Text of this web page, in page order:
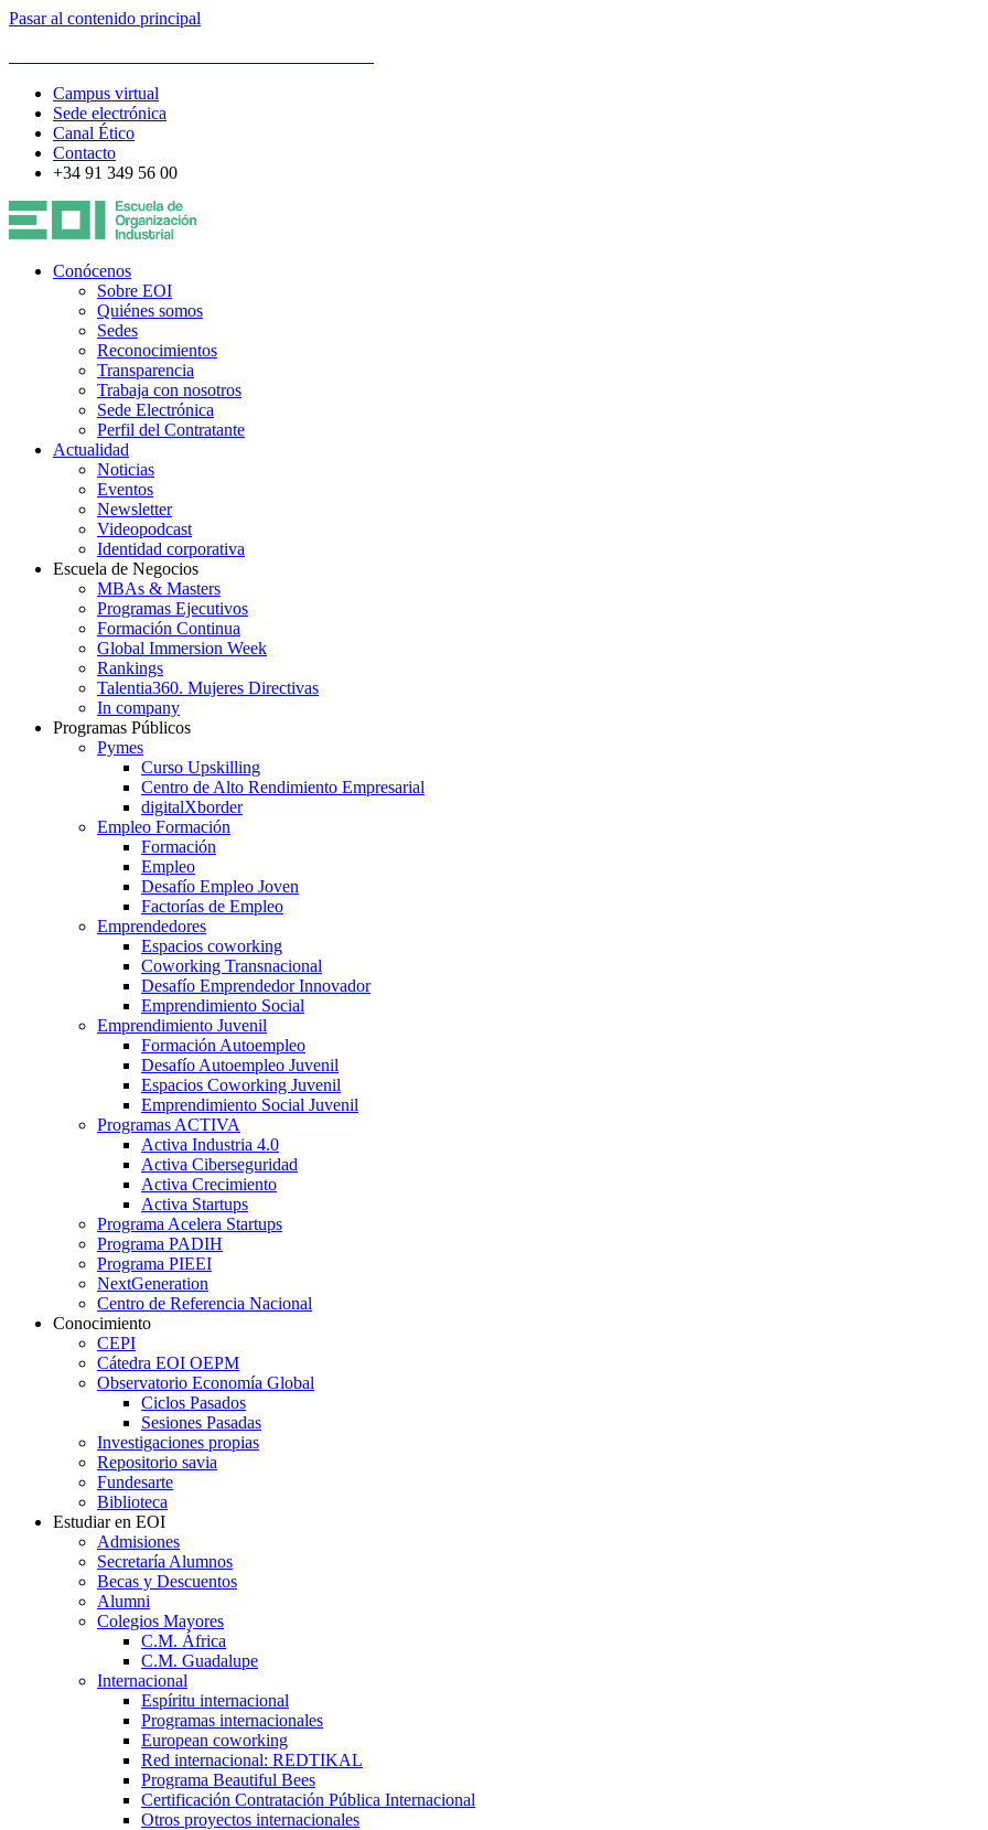
Pasar al contenido principal
Campus virtual
Sede electrónica
Canal Ético
Contacto
+34 91 349 56 00
Conócenos
Sobre EOI
Quiénes somos
Sedes
Reconocimientos
Transparencia
Trabaja con nosotros
Sede Electrónica
Perfil del Contratante
Actualidad
Noticias
Eventos
Newsletter
Videopodcast
Identidad corporativa
Escuela de Negocios
MBAs & Masters
Programas Ejecutivos
Formación Continua
Global Immersion Week
Rankings
Talentia360. Mujeres Directivas
In company
Programas Públicos
Pymes
Curso Upskilling
Centro de Alto Rendimiento Empresarial
digitalXborder
Empleo Formación
Formación
Empleo
Desafío Empleo Joven
Factorías de Empleo
Emprendedores
Espacios coworking
Coworking Transnacional
Desafío Emprendedor Innovador
Emprendimiento Social
Emprendimiento Juvenil
Formación Autoempleo
Desafío Autoempleo Juvenil
Espacios Coworking Juvenil
Emprendimiento Social Juvenil
Programas ACTIVA
Activa Industria 4.0
Activa Ciberseguridad
Activa Crecimiento
Activa Startups
Programa Acelera Startups
Programa PADIH
Programa PIEEI
NextGeneration
Centro de Referencia Nacional
Conocimiento
CEPI
Cátedra EOI OEPM
Observatorio Economía Global
Ciclos Pasados
Sesiones Pasadas
Investigaciones propias
Repositorio savia
Fundesarte
Biblioteca
Estudiar en EOI
Admisiones
Secretaría Alumnos
Becas y Descuentos
Alumni
Colegios Mayores
C.M. África
C.M. Guadalupe
Internacional
Espíritu internacional
Programas internacionales
European coworking
Red internacional: REDTIKAL
Programa Beautiful Bees
Certificación Contratación Pública Internacional
Otros proyectos internacionales